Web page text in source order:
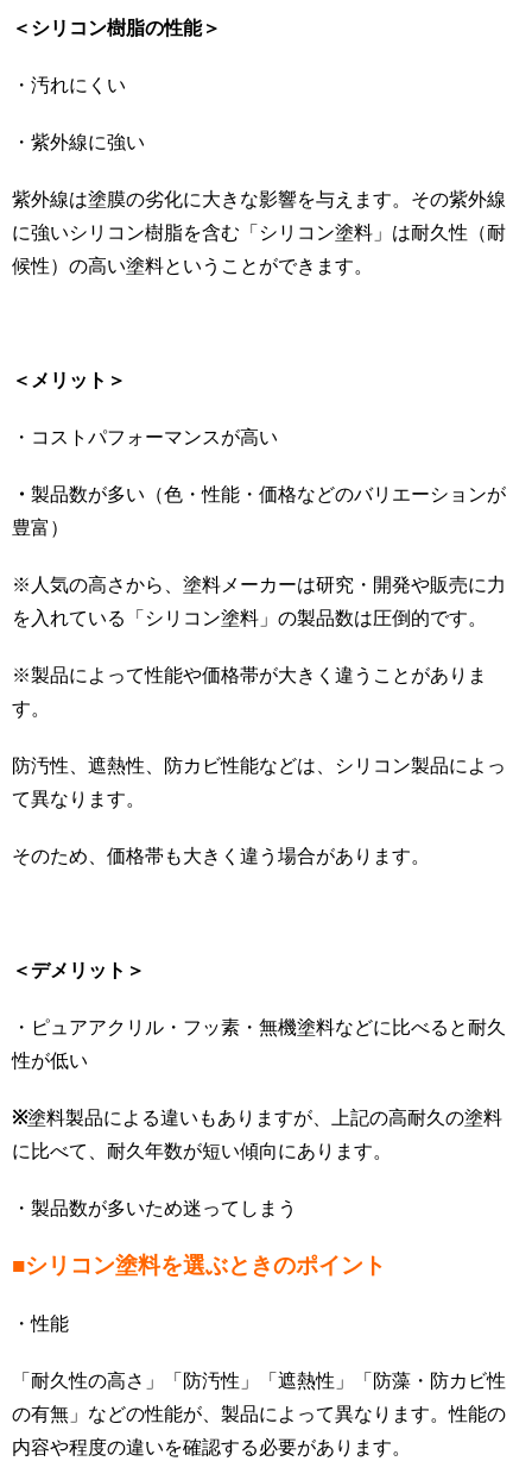
＜シリコン樹脂の性能＞
・汚れにくい
・紫外線に強い
紫外線は塗膜の劣化に大きな影響を与えます。その紫外線
に強いシリコン樹脂を含む「シリコン塗料」は耐久性（耐
候性）の高い塗料ということができます。
＜メリット＞
・コストパフォーマンスが高い
・ 製品数が多い（色・性能・価格などのバリエーションが
豊富）
※人気の高さから、塗料メーカーは研究・開発や販売に力
を入れている「シリコン塗料」の製品数は圧倒的です。
※製品によって性能や価格帯が大きく違うことがありま
す。
防汚性、遮熱性、防カビ性能などは、シリコン製品によっ
て異なります。
そのため、価格帯も大きく違う場合があります。
＜デメリット＞
・ピュアアクリル・フッ素・無機塗料などに比べると耐久
性が低い
※塗料製品による違いもありますが、上記の高耐久の塗料
に比べて、耐久年数が短い傾向にあります。
・製品数が多いため迷ってしまう
■シリコン塗料を選ぶときのポイント
・性能
「耐久性の高さ」「防汚性」「遮熱性」「防藻・防カビ性
の有無」などの性能が、製品によって異なります。性能の
内容や程度の違いを確認する必要があります。